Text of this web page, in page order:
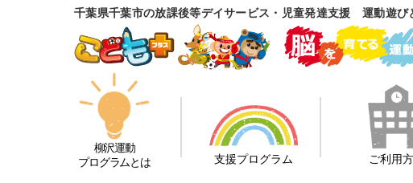
千葉県千葉市の放課後等デイサービス・児童発達支援 運動遊び
柳沢運動
プログラムとは
支援プログラム ご利用